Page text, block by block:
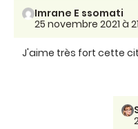
Imrane E ssomati
25 novembre 2021 à
J'aime très fort cette